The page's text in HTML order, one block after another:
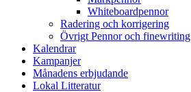
Whiteboardpennor
Radering och korrigering
Övrigt Pennor och finewriting
Kalendrar
Kampanjer
Månadens erbjudande
Lokal Litteratur